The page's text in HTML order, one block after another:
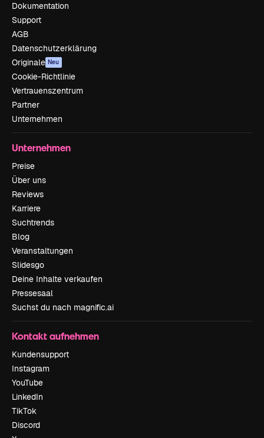
Dokumentation
Support
AGB
Datenschutzerklärung
Originale Neu
Cookie-Richtlinie
Vertrauenszentrum
Partner
Unternehmen
Unternehmen
Preise
Über uns
Reviews
Karriere
Suchtrends
Blog
Veranstaltungen
Slidesgo
Deine Inhalte verkaufen
Pressesaal
Suchst du nach magnific.ai
Kontakt aufnehmen
Kundensupport
Instagram
YouTube
LinkedIn
TikTok
Discord